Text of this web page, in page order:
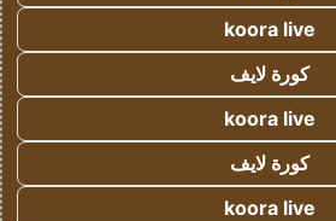
koora live
كورة لايف
koora live
كورة لايف
koora live